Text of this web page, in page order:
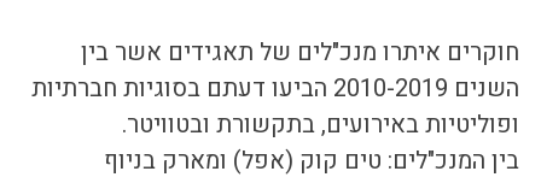
חוקרים איתרו מנכ"לים של תאגידים אשר בין
השנים 2010-2019 הביעו דעתם בסוגיות חברתיות
ופוליטיות באירועים, בתקשורת ובטוויטר.
בין המנכ"לים: טים קוק (אפל) ומארק בניוף